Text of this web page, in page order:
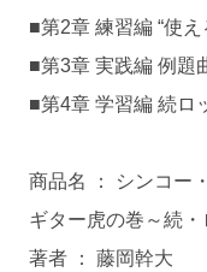
■第2章 練習編 “使
■第3章 実践編 例題
■第4章 学習編 続ロ
商品名 ： シンコー
ギター虎の巻～続
著者 ： 藤岡幹大